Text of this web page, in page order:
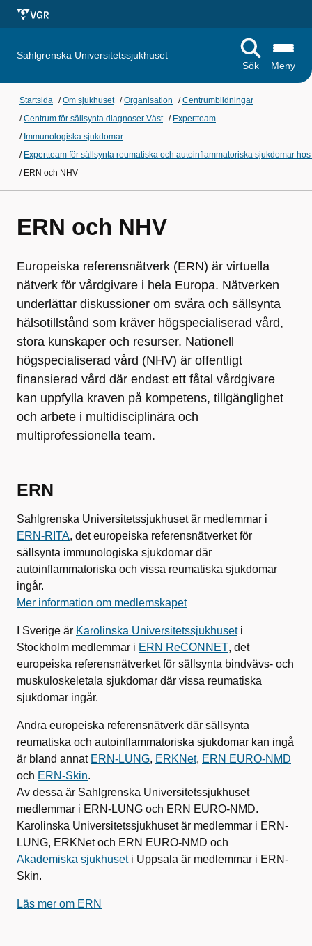
Sahlgrenska Universitetssjukhuset
Sök
Meny
Startsida /Om sjukhuset /Organisation /Centrumbildningar
/Centrum för sällsynta diagnoser Väst / Expertteam
/ Immunologiska sjukdomar
/ Expertteam för sällsynta reumatiska och autoinflammatoriska sjukdomar
/ ERN och NHV
ERN och NHV
Europeiska referensnätverk (ERN) är virtuella
nätverk för vårdgivare i hela Europa. Nätverken
underlättar diskussioner om svåra och sällsynta
hälsotillstånd som kräver högspecialiserad vård,
stora kunskaper och resurser. Nationell
högspecialiserad vård (NHV) är offentligt
finansierad vård där endast ett fåtal vårdgivare
kan uppfylla kraven på kompetens, tillgänglighet
och arbete i multidisciplinära och
multiprofessionella team.
ERN
Sahlgrenska Universitetssjukhuset är medlemmar i
ERN-RITA, det europeiska referensnätverket för
sällsynta immunologiska sjukdomar där
autoinflammatoriska och vissa reumatiska sjukdomar
ingår.
Mer information om medlemskapet
I Sverige är Karolinska Universitetssjukhuseti
Stockholm medlemmar i ERN ReCONNET, det
europeiska referensnätverket för sällsynta bindvävs- och
muskuloskeletala sjukdomar där vissa reumatiska
sjukdomar ingår.
Andra europeiska referensnätverk där sällsynta
reumatiska och autoinflammatoriska sjukdomar kan ingå
är bland annat ERN-LUNG, ERKNet, ERN EURO-NMD
och ERN-Skin.
Av dessa är Sahlgrenska Universitetssjukhuset
medlemmar i ERN-LUNG och ERN EURO-NMD.
Karolinska Universitetssjukhuset är medlemmar i ERN-
LUNG, ERKNet och ERN EURO-NMD och
Akademiska sjukhuseti Uppsala är medlemmar i ERN-
Skin.
Läs mer om ERN